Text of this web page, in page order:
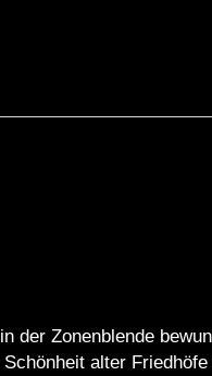
der Zonenblende
alter